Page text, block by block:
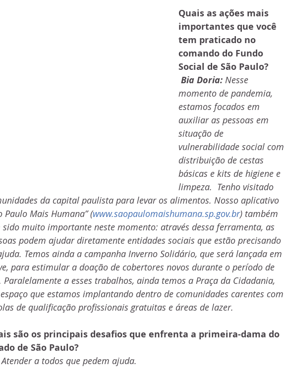
Quais as ações mais
importantes que você
tem praticado no
comando do Fundo
Social de São Paulo?
Bia Doria: Nesse
momento de pandemia,
estamos focados em
auxiliar as pessoas em
situação de
vulnerabilidade social com
distribuição de cestas
básicas e kits de higiene e
limpeza.  Tenho visitado
da capital paulista para levar os alimentos. Nosso aplicativo
Paulo Mais Humana” (www.saopaulomaishumana.sp.gov.br) também
sido muito importante neste momento: através dessa ferramenta, as
podem ajudar diretamente entidades sociais que estão precisando
Temos ainda a campanha Inverno Solidário, que será lançada em
para estimular a doação de cobertores novos durante o período de
Paralelamente a esses trabalhos, ainda temos a Praça da Cidadania,
que estamos implantando dentro de comunidades carentes com
de qualificação profissionais gratuitas e áreas de lazer.
são os principais desafios que enfrenta a primeira-dama do
de São Paulo?
Atender a todos que pedem ajuda.